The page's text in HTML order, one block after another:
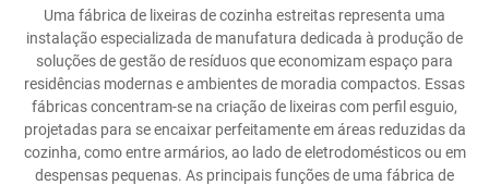
Uma fábrica de lixeiras de cozinha estreitas representa uma
instalação especializada de manufatura dedicada à produção de
soluções de gestão de resíduos que economizam espaço para
residências modernas e ambientes de moradia compactos. Essas
fábricas concentram-se na criação de lixeiras com perfil esguio,
projetadas para se encaixar perfeitamente em áreas reduzidas da
cozinha, como entre armários, ao lado de eletrodomésticos ou em
despensas pequenas. As principais funções de uma fábrica de